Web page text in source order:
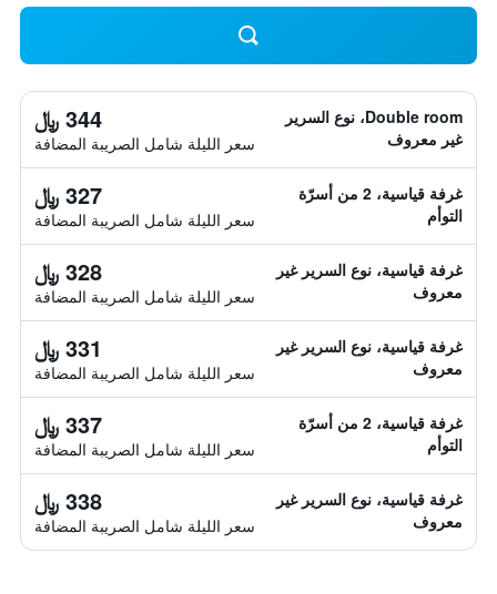
Double room، نوع السرير
غير معروف
344 ﷼
سعر الليلة شامل الصريبة المضافة
غرفة قياسية، 2 من أسرّة
التوأم
327 ﷼
سعر الليلة شامل الصريبة المضافة
غرفة قياسية، نوع السرير غير
معروف
328 ﷼
سعر الليلة شامل الصريبة المضافة
غرفة قياسية، نوع السرير غير
معروف
331 ﷼
سعر الليلة شامل الصريبة المضافة
غرفة قياسية، 2 من أسرّة
التوأم
337 ﷼
سعر الليلة شامل الصريبة المضافة
غرفة قياسية، نوع السرير غير
معروف
338 ﷼
سعر الليلة شامل الصريبة المضافة